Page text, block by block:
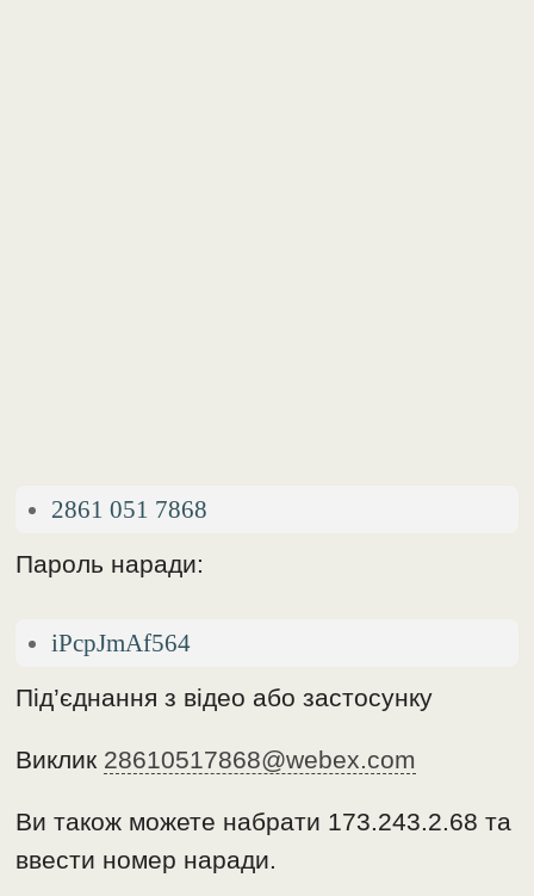
2861 051 7868
Пароль наради:
iPcpJmAf564
Під’єднання з відео або застосунку
Виклик 28610517868@webex.com
Ви також можете набрати 173.243.2.68 та
ввести номер наради.